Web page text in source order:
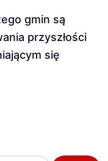
przyszłości
się